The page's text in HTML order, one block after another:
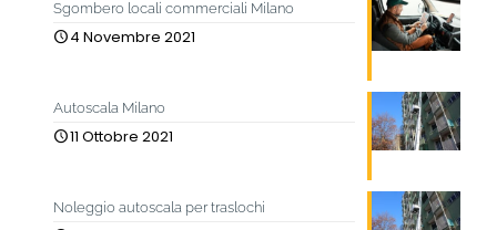
Sgombero locali commerciali Milano
4 Novembre 2021
Autoscala Milano
11 Ottobre 2021
Noleggio autoscala per traslochi